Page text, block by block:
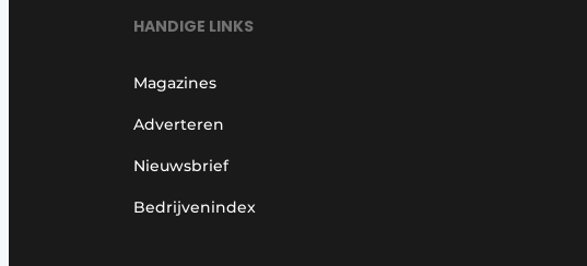
HANDIGE LINKS
Magazines
Adverteren
Nieuwsbrief
Bedrijvenindex